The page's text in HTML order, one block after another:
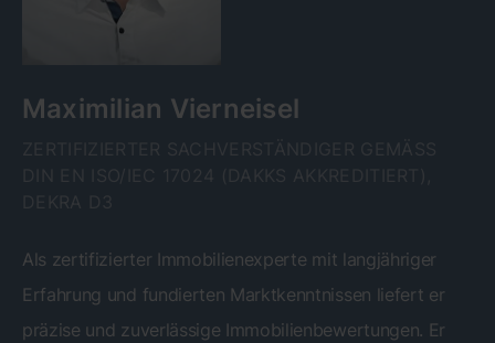
Maximilian Vierneisel
Als zertifizierter Immobilienexperte mit langjähriger
Erfahrung und fundierten Marktkenntnissen liefert er
präzise und zuverlässige Immobilienbewertungen. Er